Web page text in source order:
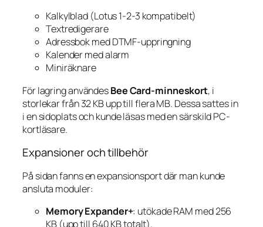
Kalkylblad (Lotus 1-2-3 kompatibelt)
Textredigerare
Adressbok med DTMF-uppringning
Kalender med alarm
Miniräknare
För lagring användesBee Card-minneskort, i
storlekar från 32 KB upp till flera MB. Dessa sattes in
i en sidoplats och kunde läsas med en särskild PC-
kortläsare.
Expansioner och tillbehör
På sidan fanns en expansionsport där man kunde
ansluta moduler:
Memory Expander+: utökade RAM med 256
KB (upp till 640 KB totalt).